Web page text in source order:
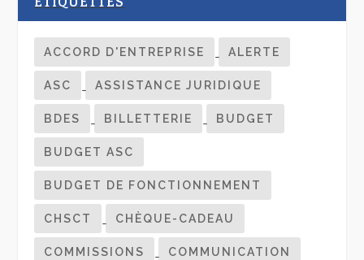
ACCORD D'ENTREPRISE ALERTE
ASC ASSISTANCE JURIDIQUE
BDES BILLETTERIE BUDGET
BUDGET ASC
BUDGET DE FONCTIONNEMENT
CHSCT CHÈQUE-CADEAU
COMMISSIONS COMMUNICATION